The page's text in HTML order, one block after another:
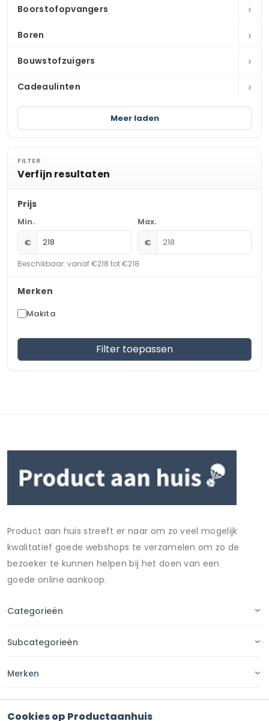
Boorstofopvangers ›
Boren ›
Bouwstofzuigers ›
Cadeaulinten ›
Meer laden
FILTER
Verfijn resultaten
Prijs
Min.
€
Max.
€
Beschikbaar: vanaf €218 tot €218
Merken
Makita
Filter toepassen
Product aan huis streeft er naar om zo veel mogelijk
kwalitatief goede webshops te verzamelen om zo de
bezoeker te kunnen helpen bij het doen van een
goede online aankoop.
Categorieën
Subcategorieën
Merken
Cookies op Productaanhuis